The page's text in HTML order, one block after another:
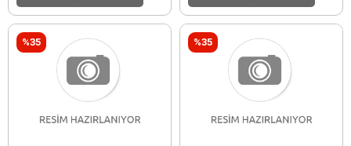
%35 %35